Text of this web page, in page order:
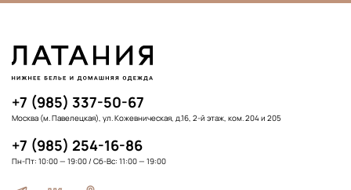
+7 (985) 337-50-67
Москва (м. Павелецкая), ул. Кожевническая, д.16, 2-й этаж, ком. 204 и 205
+7 (985) 254-16-86
Пн-Пт: 10:00 — 19:00 / Сб-Вс: 11:00 — 19:00